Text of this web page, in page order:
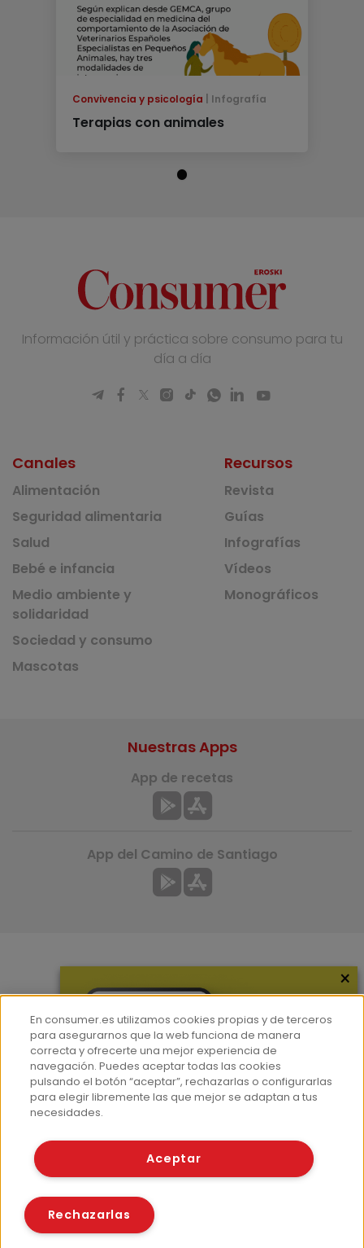
Convivencia y psicología Infografía
Terapias con animales
Información útil y práctica sobre consumo para tu
día a día
Canales
Alimentación
Seguridad alimentaria
Salud
Bebé e infancia
Medio ambiente y
solidaridad
Sociedad y consumo
Mascotas
Recursos
Revista
Guías
Infografías
Vídeos
Monográficos
Hemeroteca
Contacto
Prensa
Corpus Lingüístico Consumer
Nuestras Apps
App de recetas
App del Camino de Santiago
© Fundación EROSKI
Políticas de cookies
×
En consumer.es utilizamos cookies propias y de terceros
para asegurarnos que la web funciona de manera
correcta y ofrecerte una mejor experiencia de
navegación. Puedes aceptar todas las cookies
pulsando el botón “aceptar”, rechazarlas o configurarlas
para elegir libremente las que mejor se adaptan a tus
necesidades.
Aceptar
Rechazarlas